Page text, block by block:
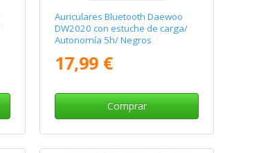
Auriculares Bluetooth Daewoo
DW2020 con estuche de carga/
Autonomía 5h/ Negros
17,99 €
Comprar